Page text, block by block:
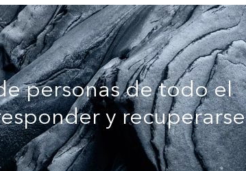
personas de todo el
y recuperarse